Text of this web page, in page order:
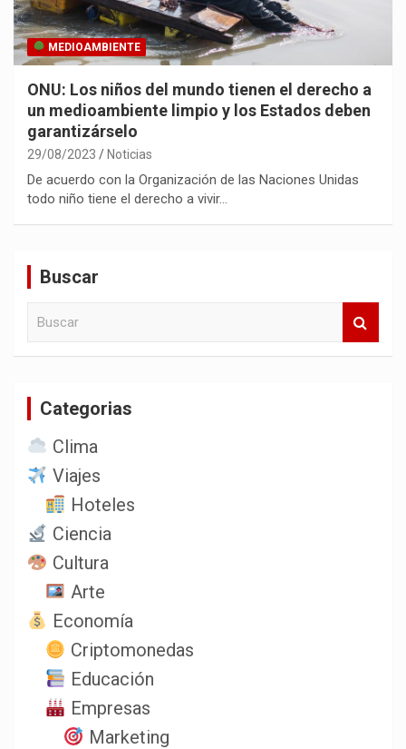
MEDIOAMBIENTE
ONU: Los niños del mundo tienen el derecho a
un medioambiente limpio y los Estados deben
garantizárselo
29/08/2023 Noticias
De acuerdo con la Organización de las Naciones Unidas
todo niño tiene el derecho a vivir…
Buscar
Categorias
Clima
Viajes
Hoteles
Ciencia
Cultura
Arte
Economía
Criptomonedas
Educación
Empresas
Marketing